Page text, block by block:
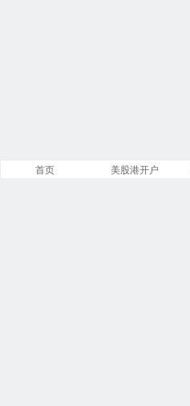
首页 美股港开户